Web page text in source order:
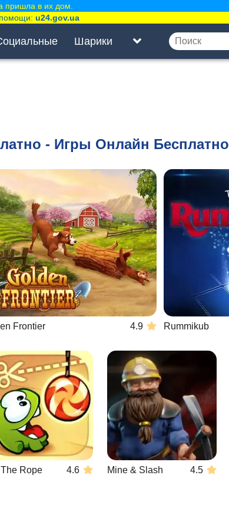
Шарики
- Игры Онлайн Бесплатно
Frontier 4.9 Rummikub
Rope 4.6 Mine & Slash 4.5
пришла в их дом.
помощи: u24.gov.ua